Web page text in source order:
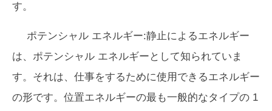
す。
ポテンシャル エネルギー:静止によるエネルギー
は、ポテンシャル エネルギーとして知られていま
す。それは、仕事をするために使用できるエネルギー
の形です。位置エネルギーの最も一般的なタイプの 1